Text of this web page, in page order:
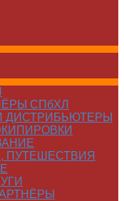
СПбХЛ
ДИСТРИБЬЮТЕРЫ
ПУТЕШЕСТВИЯ